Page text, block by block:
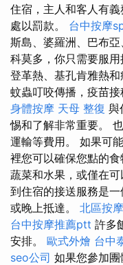
住宿，主人和客人有
處以罰款。 台中按摩
斯島、婆羅洲、巴布亞
科莫多，你只需要服用
登革熱、基孔肯雅熱
蚊蟲叮咬傳播，疫苗
身體按摩 天母 整復 與
惕和了解非常重要。
運輸等費用。 如果可
裡您可以確保您點的
蔬菜和水果，或僅在
到住宿的接送服務是
或晚上抵達。 北區按摩
台中按摩推薦ptt 許多
安排。 歐式外燴 台中
seo公司 如果您參加